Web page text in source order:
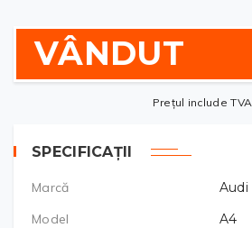
VÂNDUT
Prețul include TVA
SPECIFICAȚII
Marcă
Audi
Model
A4